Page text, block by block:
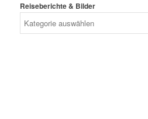
Reiseberichte & Bilder